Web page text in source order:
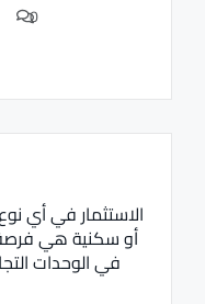
0
الاستثمار في أي
أو سكنية هي فرصة
في الوحدات